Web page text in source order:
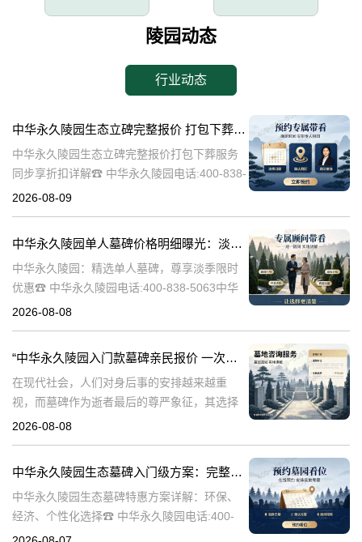
陵园动态
行业动态
中华永久陵园生态立碑完整报价 打包下葬服务同步享折扣详解
中华永久陵园生态立碑完整报价打包下葬服务
同步享折扣详解☎ 中华永久陵园电话:400-838-
5063中华永久陵园作为国内知名的陵园之一，
2026-08-09
中华永久陵园单人墓碑价格明细曝光：淡季下单立省数千，限时优惠深度解析
中华永久陵园：精选单人墓碑，尊享淡季限时
优惠☎ 中华永久陵园电话:400-838-5063中华
永久陵园，作为国内知名的陵园品牌，始终以
2026-08-08
“中华永久陵园入门款墓碑亲民报价 一次性付清享折上折：超值优惠与便捷选择的完美结合”
在现代社会，人们对身后事的安排越来越重
视，而墓碑作为逝者最后的尊严象征，其选择
与设计也变得尤为重要。中华永久陵园作为中
和
2026-08-08
中华永久陵园生态墓碑入门级方案：完整报价与一站式服务打包特惠解析
中华永久陵园生态墓碑特惠方案详解：环保、
经济、个性化选择☎ 中华永久陵园电话:400-
838-5063随着人们对身后事的关注度提升，选